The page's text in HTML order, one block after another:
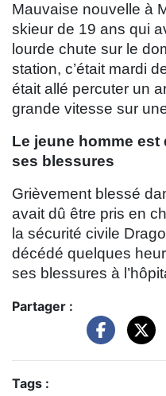
Mauvaise nouvelle à
skieur de 19 ans qui
lourde chute sur le
station, c’était mardi
était allé percuter un
grande vitesse sur
Le jeune homme
ses blessures
Grièvement blessé
avait dû être pris en
la sécurité civile
décédé quelques
ses blessures à
Partager :
Tags :